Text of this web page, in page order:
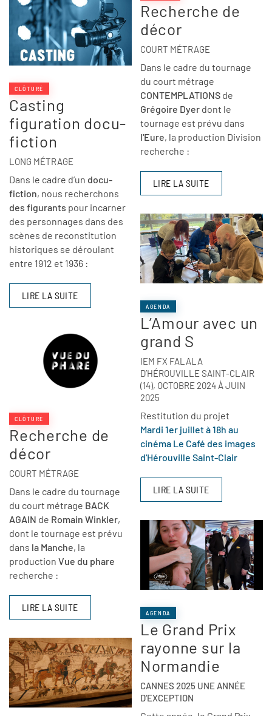
CLÔTURÉ
Casting
figuration docu-
fiction
LONG MÉTRAGE
Dans le cadre d’un docu-
fiction, nous recherchons
des figurants pour incarner
des personnages dans des
scènes de reconstitution
historiques se déroulant
entre 1912 et 1936 :
LIRE LA SUITE
CLÔTURÉ
Recherche de
décor
COURT MÉTRAGE
Dans le cadre du tournage
du court métrage BACK
AGAIN de Romain Winkler,
dont le tournage est prévu
dans la Manche, la
production Vue du phare
recherche :
LIRE LA SUITE
Recherche de
décor
COURT MÉTRAGE
Dans le cadre du tournage
du court métrage
CONTEMPLATIONSde
Grégoire Dyerdont le
tournage est prévu dans
l'Eure, la production Division
recherche :
LIRE LA SUITE
AGENDA
L’Amour avec un
grand S
IEM FX FALALA
D’HÉROUVILLE SAINT-CLAIR
(14), OCTOBRE 2024 À JUIN
2025
Restitution du projet
Mardi 1er juillet à 18h au
cinéma Le Café des images
d'Hérouville Saint-Clair
LIRE LA SUITE
AGENDA
Le Grand Prix
rayonne sur la
Normandie
CANNES 2025 UNE ANNÉE
D'EXCEPTION